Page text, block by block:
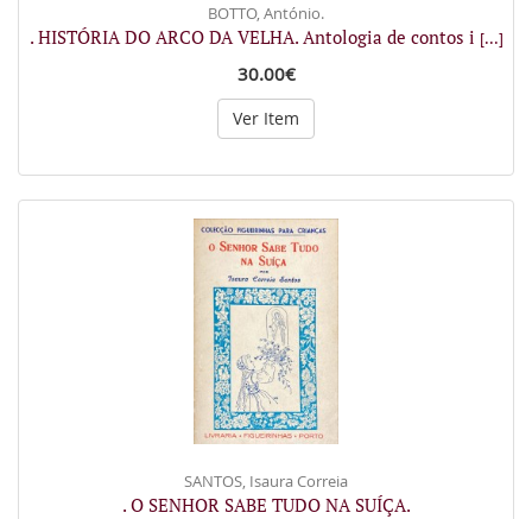
BOTTO, António.
. HISTÓRIA DO ARCO DA VELHA. Antologia de contos i [...]
30.00€
Ver Item
SANTOS, Isaura Correia
. O SENHOR SABE TUDO NA SUÍÇA.